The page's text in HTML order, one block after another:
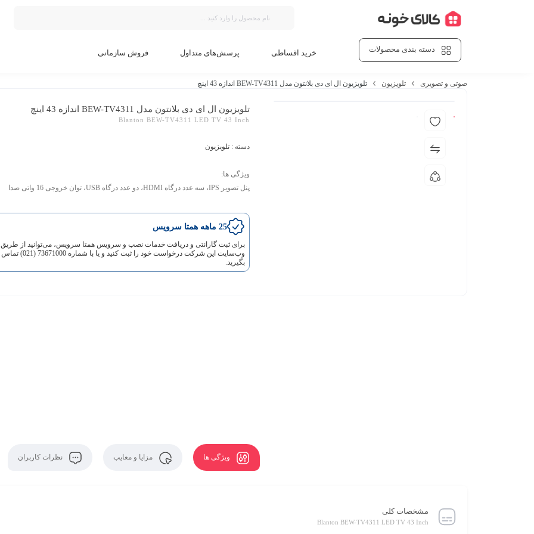
دسته بندی محصولات خرید اقساطی پرسش‌های متداول فروش سازمانی
صوتی و تصویری تلویزیون تلویزیون ال ای دی بلانتون مدل BEW-TV4311 اندازه 43 اینچ
تلویزیون ال ای دی بلانتون مدل BEW-TV4311 اندازه 43 اینچ
Blanton BEW-TV4311 LED TV 43 Inch
دسته :تلویزیون
ویژگی ها:
پنل تصویر IPS
، سه عدد درگاه HDMI ، دو عدد درگاه USB ، توان خروجی 16 واتی صدا
25 ماهه همتا سرویس
برای ثبت گارانتی و دریافت خدمات نصب و سرویس همتا سرویس، می‌توانید از طریق
وب‌سایت این شرکت درخواست خود را ثبت کنید و یا با شماره 73671000 (021) تماس
بگیرید.
ویژگی ها مزایا و معایب نظرات کاربران
مشخصات کلی
Blanton BEW-TV4311 LED TV 43 Inch